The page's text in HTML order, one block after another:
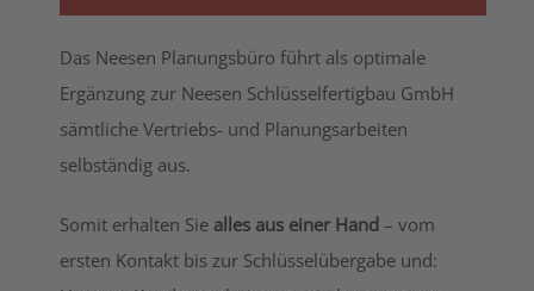
Das Neesen Planungsbüro führt als optimale
Ergänzung zur Neesen Schlüsselfertigbau GmbH
sämtliche Vertriebs- und Planungsarbeiten
selbständig aus.
Somit erhalten Sie alles aus einer Hand – vom
ersten Kontakt bis zur Schlüsselübergabe und: